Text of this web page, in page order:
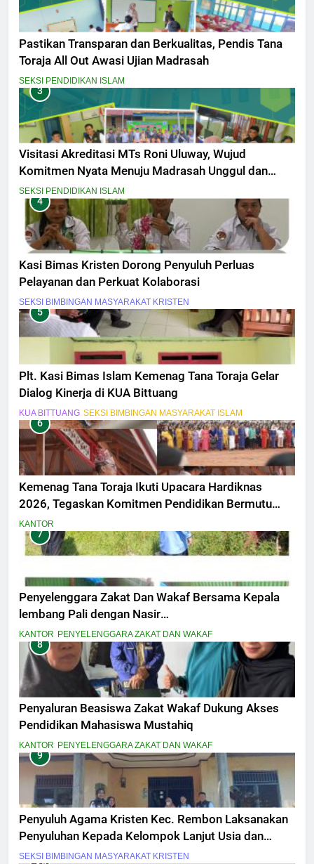
Pastikan Transparan dan Berkualitas, Pendis Tana
Toraja All Out Awasi Ujian Madrasah
SEKSI PENDIDIKAN ISLAM
3
Visitasi Akreditasi MTs Roni Uluway, Wujud
Komitmen Nyata Menuju Madrasah Unggul dan
Berdaya Saing
SEKSI PENDIDIKAN ISLAM
4
Kasi Bimas Kristen Dorong Penyuluh Perluas
Pelayanan dan Perkuat Kolaborasi
SEKSI BIMBINGAN MASYARAKAT KRISTEN
5
Plt. Kasi Bimas Islam Kemenag Tana Toraja Gelar
Dialog Kinerja di KUA Bittuang
KUA BITTUANG SEKSI BIMBINGAN MASYARAKAT ISLAM
6
Kemenag Tana Toraja Ikuti Upacara Hardiknas
2026, Tegaskan Komitmen Pendidikan Bermutu
untuk Semua
KANTOR
7
Penyelenggara Zakat Dan Wakaf Bersama Kepala
lembang Pali dengan Nasir
MelaksanakanPeninjauan Lokasi Tanah Wakaf
Masjid Amal Bakti Pali Dalam penyesuaian titik
Lokasi secara fisik
KANTOR PENYELENGGARA ZAKAT DAN WAKAF
8
Penyaluran Beasiswa Zakat Wakaf Dukung Akses
Pendidikan Mahasiswa Mustahiq
KANTOR PENYELENGGARA ZAKAT DAN WAKAF
9
Penyuluh Agama Kristen Kec. Rembon Laksanakan
Penyuluhan Kepada Kelompok Lanjut Usia dan
Penyandang Disabilitas
SEKSI BIMBINGAN MASYARAKAT KRISTEN